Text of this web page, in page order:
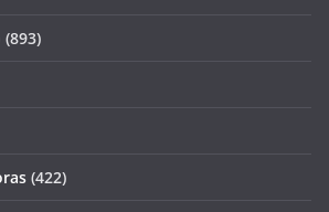
(893)
(422)